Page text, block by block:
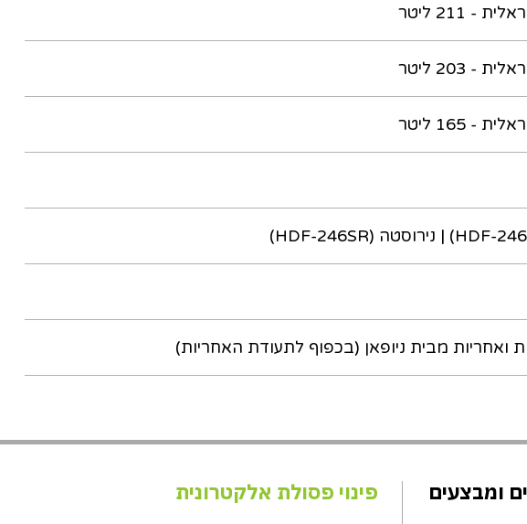
- 211 ליטר
- 203 ליטר
- 165 ליטר
ואחריות מבית ניופאן (בכפוף לתעודת האחריות)
ומבצעים פינוי פסולת אלקטרונית